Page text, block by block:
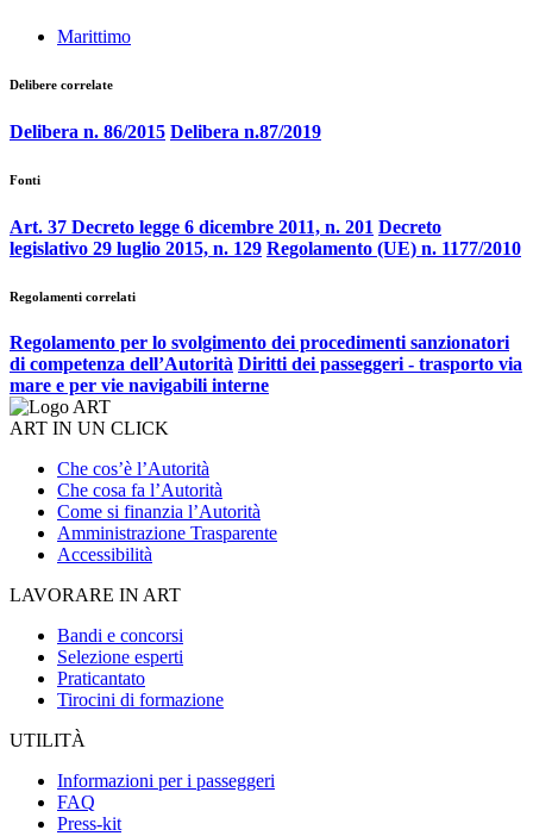
Marittimo
Delibere correlate
Delibera n. 86/2015 Delibera n.87/2019
Fonti
Art. 37 Decreto legge 6 dicembre 2011, n. 201 Decreto
legislativo 29 luglio 2015, n. 129 Regolamento (UE) n. 1177/2010
Regolamenti correlati
Regolamento per lo svolgimento dei procedimenti sanzionatori
di competenza dell’Autorità Diritti dei passeggeri - trasporto via
mare e per vie navigabili interne
ART IN UN CLICK
Che cos’è l’Autorità
Che cosa fa l’Autorità
Come si finanzia l’Autorità
Amministrazione Trasparente
Accessibilità
LAVORARE IN ART
Bandi e concorsi
Selezione esperti
Praticantato
Tirocini di formazione
UTILITÀ
Informazioni per i passeggeri
FAQ
Press-kit